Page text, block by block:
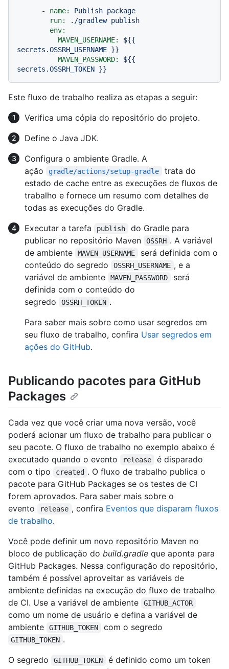
- name: Publish package
run:
./gradlew publish
env:
MAVEN_USERNAME:
${{
secrets.OSSRH_USERNAME }}
MAVEN_PASSWORD:
${{
secrets.OSSRH_TOKEN }}
Este fluxo de trabalho realiza as etapas a seguir:
Verifica uma cópia do repositório do projeto.
Define o Java JDK.
Configura o ambiente Gradle. A
ação
gradle/actions/setup-gradle
trata do
estado de cache entre as execuções de fluxos de
trabalho e fornece um resumo com detalhes de
todas as execuções do Gradle.
Executar a tarefa
publish
do Gradle para
publicar no repositório Maven
OSSRH . A variável
de ambiente
MAVEN_USERNAME
será definida com o
conteúdo do segredo
OSSRH_USERNAME , e a
variável de ambiente
MAVEN_PASSWORD
será
definida com o conteúdo do
segredo
OSSRH_TOKEN .
Para saber mais sobre como usar segredos em
seu fluxo de trabalho, confira Usar segredos em
ações do GitHub.
Publicando pacotes para GitHub
Packages
Cada vez que você criar uma nova versão, você
poderá acionar um fluxo de trabalho para publicar o
seu pacote. O fluxo de trabalho no exemplo abaixo é
executado quando o evento
release
é disparado
com o tipo
created . O fluxo de trabalho publica o
pacote para GitHub Packages se os testes de CI
forem aprovados. Para saber mais sobre o
evento
release , confira Eventos que disparam fluxos
de trabalho.
Você pode definir um novo repositório Maven no
bloco de publicação do build.gradle que aponta para
GitHub Packages. Nessa configuração do repositório,
também é possível aproveitar as variáveis de
ambiente definidas na execução do fluxo de trabalho
de CI. Use a variável de ambiente
GITHUB_ACTOR
como um nome de usuário e defina a variável de
ambiente
GITHUB_TOKEN com o segredo
GITHUB_TOKEN .
O segredo
GITHUB_TOKEN
é definido como um token